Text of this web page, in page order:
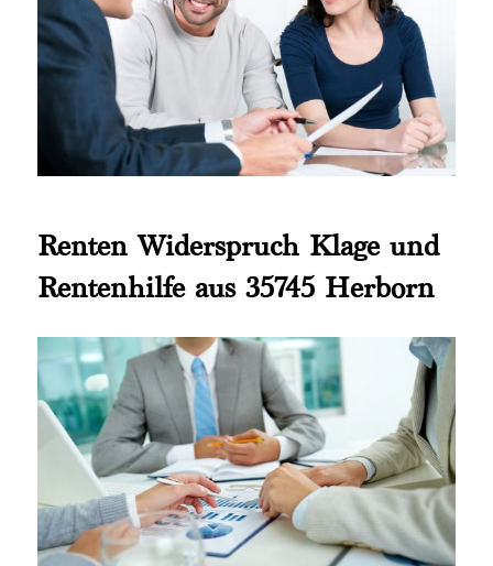
Renten Widerspruch Klage und
Rentenhilfe aus 35745 Herborn